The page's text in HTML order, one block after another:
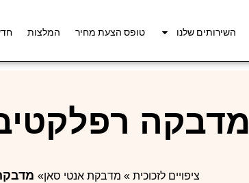
השירותים שלנו טופס הצעת מחיר המלצות
מדבקה
ציפויים לזכוכית » מדבקת אנטי סאן»